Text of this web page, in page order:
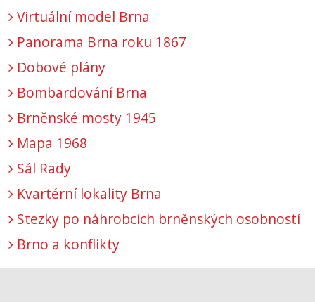
Virtuální model Brna
Panorama Brna roku 1867
Dobové plány
Bombardování Brna
Brněnské mosty 1945
Mapa 1968
Sál Rady
Kvartérní lokality Brna
Stezky po náhrobcích brněnských osobností
Brno a konflikty